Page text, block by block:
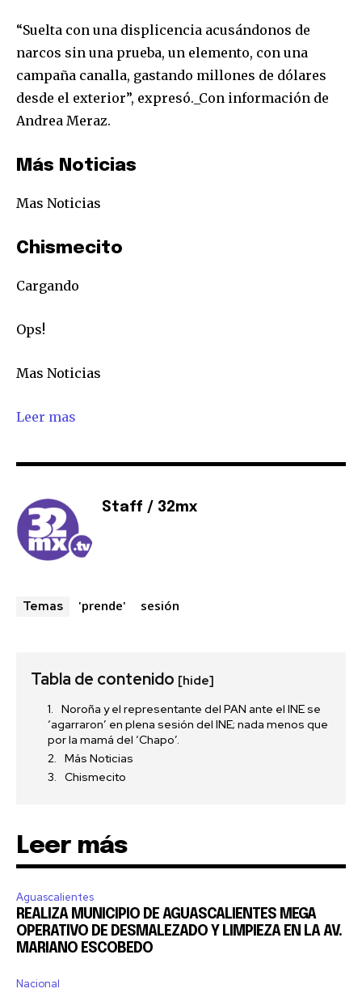
“Suelta con una displicencia acusándonos de
narcos sin una prueba, un elemento, con una
campaña canalla, gastando millones de dólares
desde el exterior”, expresó._Con información de
Andrea Meraz.
Más Noticias
Mas Noticias
Chismecito
Cargando
Ops!
Mas Noticias
Leer mas
Staff / 32mx
Temas 'prende' sesión
Tabla de contenido [hide]
Noroña y el representante del PAN ante el INE se
‘agarraron’ en plena sesión del INE; nada menos que
por la mamá del ‘Chapo’.
Más Noticias
Chismecito
Leer más
Aguascalientes
REALIZA MUNICIPIO DE AGUASCALIENTES MEGA
OPERATIVO DE DESMALEZADO Y LIMPIEZA EN LA AV.
MARIANO ESCOBEDO
Nacional